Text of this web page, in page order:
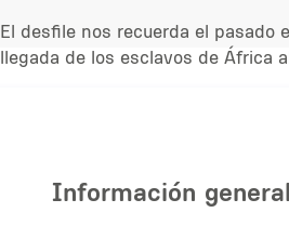
El desfile nos recuerda el pasado
llegada de los esclavos de África
Información general